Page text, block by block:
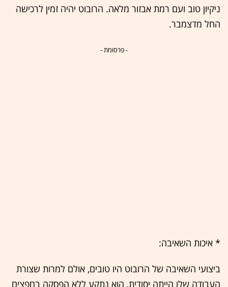
ניקיון טוב ועם רמת אבזור מלאה. הרובוט יהיה זמין לרכישה
החל מדצמבר.
- פרסומת -
* איכות השאיבה:
ביצועי השאיבה של הרובוט היו טובים, אולם למרות שצורת
העבודה שלו הייתה יסודית, הוא נתקע ללא הפסקה בחפצים